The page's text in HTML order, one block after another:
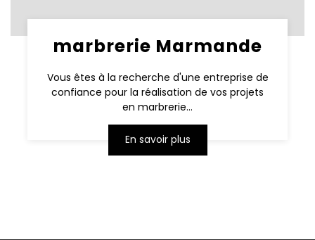
marbrerie Marmande
Vous êtes à la recherche d'une entreprise de
confiance pour la réalisation de vos projets
en marbrerie...
En savoir plus